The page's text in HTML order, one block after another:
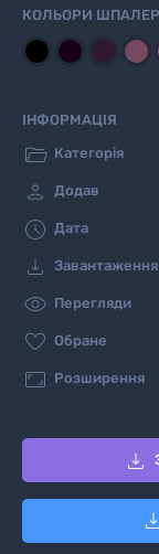
КОЛЬОРИ
ІНФОРМАЦІЯ
 Категорія
 Додав
 Дата
 Завантаження
 Перегляди
 Обране
 Розширення
